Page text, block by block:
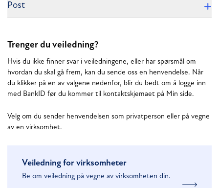
Post
Trenger du veiledning?
Hvis du ikke finner svar i veiledningene, eller har spørsmål om
hvordan du skal gå frem, kan du sende oss en henvendelse. Når
du klikker på en av valgene nedenfor, blir du bedt om å logge inn
med BankID før du kommer til kontaktskjemaet på Min side.
Velg om du sender henvendelsen som privatperson eller på vegne
av en virksomhet.
Veiledning for virksomheter
Be om veiledning på vegne av virksomheten din.